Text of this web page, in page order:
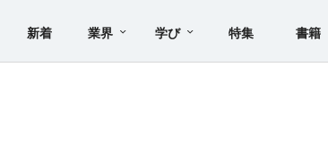
新着 業界 学び 特集 書籍